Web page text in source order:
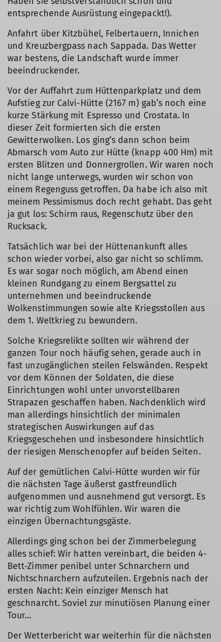
entsprechende Ausrüstung eingepackt!).
Anfahrt über Kitzbühel, Felbertauern, Innichen
und Kreuzbergpass nach Sappada. Das Wetter
war bestens, die Landschaft wurde immer
beeindruckender.
Vor der Auffahrt zum Hüttenparkplatz und dem
Aufstieg zur Calvi-Hütte (2167 m) gab’s noch eine
kurze Stärkung mit Espresso und Crostata. In
dieser Zeit formierten sich die ersten
Gewitterwolken. Los ging’s dann schon beim
Abmarsch vom Auto zur Hütte (knapp 400 Hm) mit
ersten Blitzen und Donnergrollen. Wir waren noch
nicht lange unterwegs, wurden wir schon von
einem Regenguss getroffen. Da habe ich also mit
meinem Pessimismus doch recht gehabt. Das geht
ja gut los: Schirm raus, Regenschutz über den
Rucksack.
Tatsächlich war bei der Hüttenankunft alles
schon wieder vorbei, also gar nicht so schlimm.
Es war sogar noch möglich, am Abend einen
kleinen Rundgang zu einem Bergsattel zu
unternehmen und beeindruckende
Wolkenstimmungen sowie alte Kriegsstollen aus
dem 1. Weltkrieg zu bewundern.
Solche Kriegsrelikte sollten wir während der
ganzen Tour noch häufig sehen, gerade auch in
fast unzugänglichen steilen Felswänden. Respekt
vor dem Können der Soldaten, die diese
Einrichtungen wohl unter unvorstellbaren
Strapazen geschaffen haben. Nachdenklich wird
man allerdings hinsichtlich der minimalen
strategischen Auswirkungen auf das
Kriegsgeschehen und insbesondere hinsichtlich
der riesigen Menschenopfer auf beiden Seiten.
Auf der gemütlichen Calvi-Hütte wurden wir für
die nächsten Tage äußerst gastfreundlich
aufgenommen und ausnehmend gut versorgt. Es
war richtig zum Wohlfühlen. Wir waren die
einzigen Übernachtungsgäste.
Allerdings ging schon bei der Zimmerbelegung
alles schief: Wir hatten vereinbart, die beiden 4-
Bett-Zimmer penibel unter Schnarchern und
Nichtschnarchern aufzuteilen. Ergebnis nach der
ersten Nacht: Kein einziger Mensch hat
geschnarcht. Soviel zur minutiösen Planung einer
Tour…
Der Wetterbericht war weiterhin für die nächsten